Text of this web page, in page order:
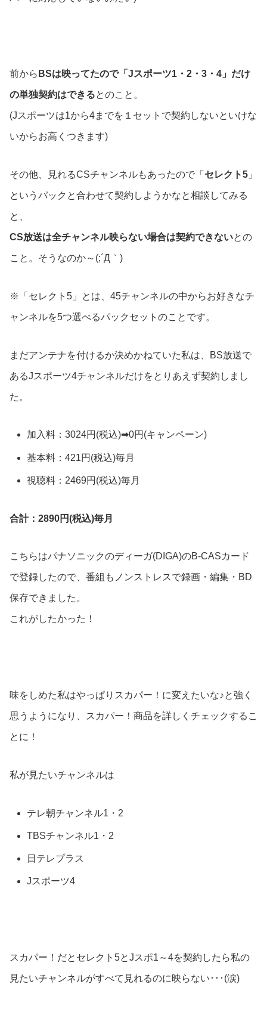
前から BSは映ってたので「Jスポーツ1・2・3・4」だけ
の単独契約はできるとのこと。
(Jスポーツは1から4までを１セットで契約しないといけな
いからお高くつきます)
その他、見れるCSチャンネルもあったので「 セレクト5 」
というパックと合わせて契約しようかなと相談してみる
と、
CS放送は全チャンネル映らない場合は契約できないとの
こと。そうなのか～(;´Д｀)
※「セレクト5」とは、45チャンネルの中からお好きなチ
ャンネルを5つ選べるパックセットのことです。
まだアンテナを付けるか決めかねていた私は、BS放送で
あるJスポーツ4チャンネルだけをとりあえず契約しまし
た。
加入料：3024円(税込)➡0円(キャンペーン)
基本料：421円(税込)毎月
視聴料：2469円(税込)毎月
合計：2890円(税込)毎月
こちらはパナソニックのディーガ(DIGA)のB-CASカード
で登録したので、番組もノンストレスで録画・編集・BD
保存できました。
これがしたかった！
味をしめた私はやっぱりスカパー！に変えたいな♪と強く
思うようになり、スカパー！商品を詳しくチェックするこ
とに！
私が見たいチャンネルは
テレ朝チャンネル1・2
TBSチャンネル1・2
日テレプラス
Jスポーツ4
スカパー！だとセレクト5とJスポ1～4を契約したら私の
見たいチャンネルがすべて見れるのに映らない･･･(涙)